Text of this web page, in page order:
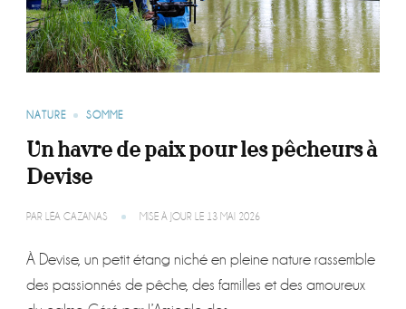
NATURE SOMME
Un havre de paix pour les pêcheurs à
Devise
PAR LÉA CAZANAS MISE À JOUR LE 13 MAI 2026
À Devise, un petit étang niché en pleine nature rassemble
des passionnés de pêche, des familles et des amoureux